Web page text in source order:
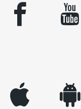
facebook youtube
appleinc android